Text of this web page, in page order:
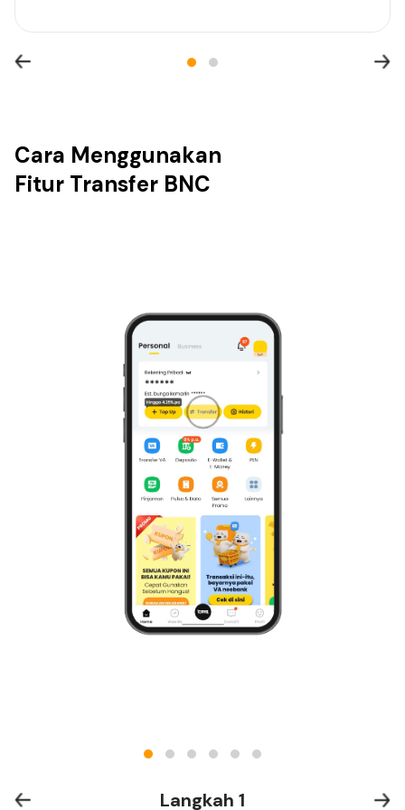
Cara Menggunakan
Fitur Transfer BNC
Langkah 1